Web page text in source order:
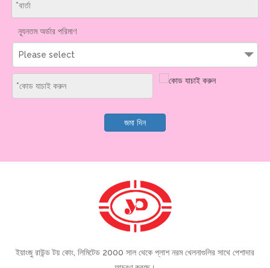
ন্যূনতম অর্ডার পরিমাণ
Please select
জমা দিন
ইয়াংজু রাউন্ড টয় কোং, লিমিটেড 2000 সাল থেকে প্লাশ নরম খেলনাগুলির সাথে পেশাদার